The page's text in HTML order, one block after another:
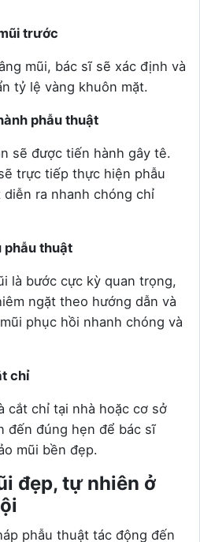
trước
mũi, bác sĩ sẽ xác định và
tỷ lệ vàng khuôn mặt.
phẫu thuật
sẽ được tiến hành gây tê.
trực tiếp thực hiện phẫu
ra nhanh chóng chỉ
phẫu thuật
là bước cực kỳ quan trọng,
ngặt theo hướng dẫn và
phục hồi nhanh chóng và
chỉ
cắt chỉ tại nhà hoặc cơ sở
đến đúng hẹn để bác sĩ
mũi bền đẹp.
đẹp, tự nhiên ở
phẫu thuật tác động đến